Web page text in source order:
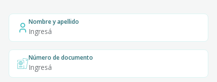
Nombre y apellido
Número de documento